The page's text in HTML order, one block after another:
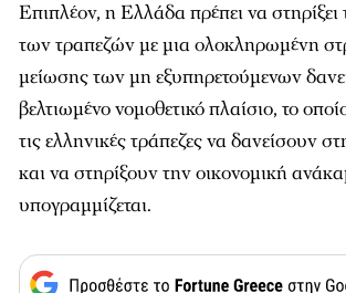
Επιπλέον, η Ελλάδα πρέπει να στηρίξει
των τραπεζών με μια ολοκληρωμένη
μείωσης των μη εξυπηρετούμενων
βελτιωμένο νομοθετικό πλαίσιο, το
τις ελληνικές τράπεζες να δανείσουν
και να στηρίξουν την οικονομική
υπογραμμίζεται.